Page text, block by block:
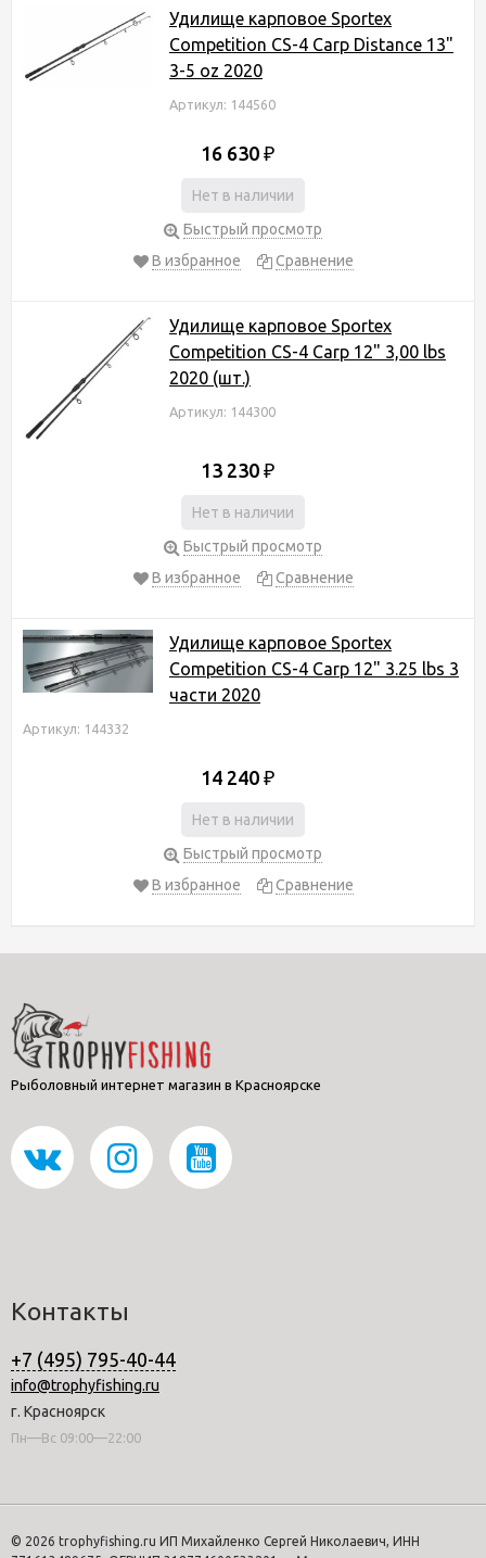
Удилище карповое Sportex
Competition CS-4 Carp Distance 13"
3-5 oz 2020
Артикул: 144560
16 630 ₽
Нет в наличии
Быстрый просмотр
В избранное
Сравнение
Удилище карповое Sportex
Competition CS-4 Carp 12" 3,00 lbs
2020 (шт.)
Артикул: 144300
13 230 ₽
Нет в наличии
Быстрый просмотр
В избранное
Сравнение
Удилище карповое Sportex
Competition CS-4 Carp 12" 3.25 lbs 3
части 2020
Артикул: 144332
14 240 ₽
Нет в наличии
Быстрый просмотр
В избранное
Сравнение
Рыболовный интернет магазин в Красноярске
Контакты
+7 (495) 795-40-44
info@trophyfishing.ru
г. Красноярск
Пн—Вс 09:00—22:00
© 2026 trophyfishing.ru ИП Михайленко Сергей Николаевич, ИНН